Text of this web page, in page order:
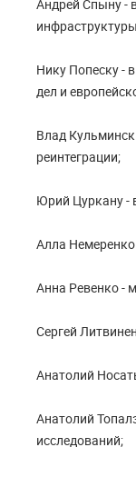
Андрей Спыну -
Нику Попеску -
дел и
Влад
реинтеграции;
Юрий Цуркану -
Алла
Анна Ревенко -
Сергей
Анатолий
Анатолий
исследований;